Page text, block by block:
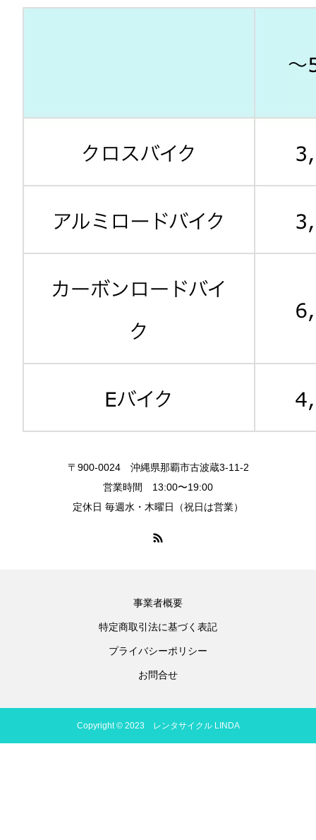
〒900-0024 沖縄県那覇市古波蔵3-11-2
営業時間 13:00〜19:00
定休日 毎週水・木曜日（祝日は営業）
事業者概要
特定商取引法に基づく表記
プライバシーポリシー
お問合せ
Copyright © 2023 レンタサイクル LINDA